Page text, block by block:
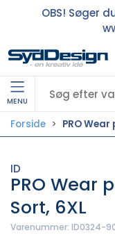
OBS! Søger
MENU
Forside PRO
ID
PRO Wear
Sort, 6XL
Varenummer: ID0324-